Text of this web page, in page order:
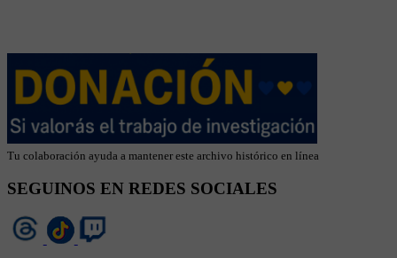
Tu colaboración ayuda a mantener este archivo histórico en línea
SEGUINOS EN REDES SOCIALES